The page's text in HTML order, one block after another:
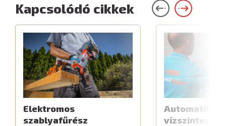
Kapcsolódó cikkek
Elektromos
szablyafűrész
Automatikus
vízszintező